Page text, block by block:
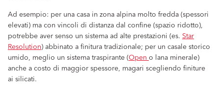
Ad esempio: per una casa in zona alpina molto fredda (spessori
elevati) ma con vincoli di distanza dal confine (spazio ridotto),
potrebbe aver senso un sistema ad alte prestazioni (es. Star
Resolution) abbinato a finitura tradizionale; per un casale storico
umido, meglio un sistema traspirante (Openo lana minerale)
anche a costo di maggior spessore, magari scegliendo finiture
ai silicati.